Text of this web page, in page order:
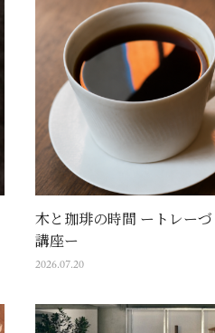
木と珈琲の時間 ートレー
講座ー
2026.07.20